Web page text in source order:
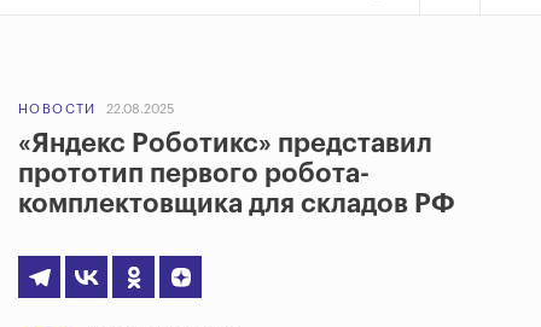
НОВОСТИ 22.08.2025
«Яндекс Роботикс» представил
прототип первого робота-
комплектовщика для складов РФ